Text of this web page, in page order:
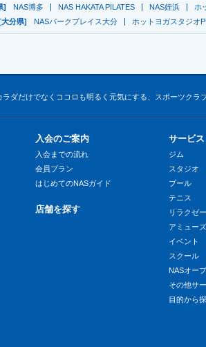
] NAS博多 NAS HAKATA PILATES NAS姪浜
ホ
分県]
NASパークプレイス大分 ホットヨガスタジオ
ラダだけでなくココロも明るく元気にする、スポーツク
入会のご案内
入会までの流れ
会員プラン
はじめてのNASガイド
店舗を探す
サービ
ジム
スタジオ
プール
テニス
リラクゼ
アミュー
イベント
スクール
NASオー
その他サ
目的から